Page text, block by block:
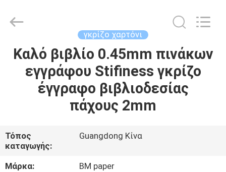
ΣΠΊΤΙ
ΠΡΟΪΌΝΤΑ
ΜΕ
ΕΜΆΣ
BMPAPER
CO.,LTD.
γκρίζο χαρτόνι
Καλό βιβλίο 0.45mm πινάκων
εγγράφου Stifiness γκρίζο
έγγραφο βιβλιοδεσίας
πάχους 2mm
Τόπος
καταγωγής:
Guangdong Κίνα
Μάρκα:
BM paper